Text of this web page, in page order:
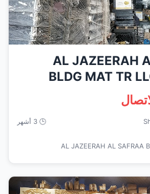
AL JAZEERAH
BLDG MAT TR
🕒 3 أشهر